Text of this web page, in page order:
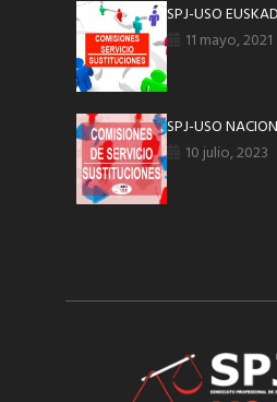
SPJ-USO
11 mayo, 2021
SPJ-USO
10 julio, 2023